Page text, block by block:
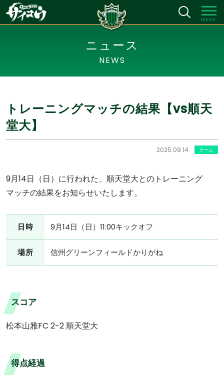
MENU
ニュース
NEWS
トレーニングマッチの結果【vs順天
堂大】
2025.09.14 チーム
9月14日（日）に行われた、順天堂大とのトレーニング
マッチの結果をお知らせいたします。
日時 9月14日（日）11:00キックオフ
場所 信州グリーンフィールドかりがね
スコア
松本山雅FC 2-2 順天堂大
得点経過